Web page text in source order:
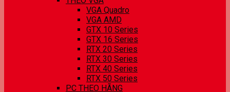
VGA Quadro
VGA AMD
GTX 10 Series
GTX 16 Series
RTX 20 Series
RTX 30 Series
RTX 40 Series
RTX 50 Series
PC THEO HÃNG